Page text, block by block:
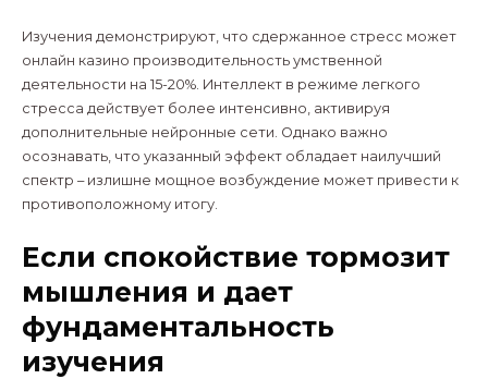
Изучения демонстрируют, что сдержанное стресс может
онлайн казино производительность умственной
деятельности на 15-20%. Интеллект в режиме легкого
стресса действует более интенсивно, активируя
дополнительные нейронные сети. Однако важно
осознавать, что указанный эффект обладает наилучший
спектр – излишне мощное возбуждение может привести к
противоположному итогу.
Если спокойствие тормозит
мышления и дает
фундаментальность
изучения